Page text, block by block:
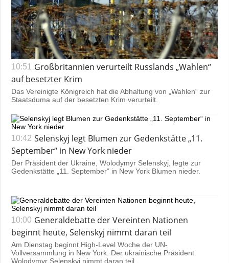
10:51
Großbritannien verurteilt Russlands „Wahlen“
auf besetzter Krim
Das Vereinigte Königreich hat die Abhaltung von „Wahlen“ zur
Staatsduma auf der besetzten Krim verurteilt.
10:42 Selenskyj legt Blumen zur Gedenkstätte „11.
September“ in New York nieder
Der Präsident der Ukraine, Wolodymyr Selenskyj, legte zur
Gedenkstätte „11. September“ in New York Blumen nieder.
10:00 Generaldebatte der Vereinten Nationen
beginnt heute, Selenskyj nimmt daran teil
Am Dienstag beginnt High-Level Woche der UN-
Vollversammlung in New York. Der ukrainische Präsident
Wolodymyr Selenskyj nimmt daran teil.